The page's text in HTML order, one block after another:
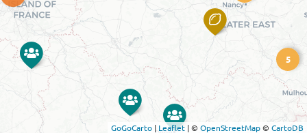
5
GoGoCarto | Leaflet |© OpenStreetMap© CartoDB